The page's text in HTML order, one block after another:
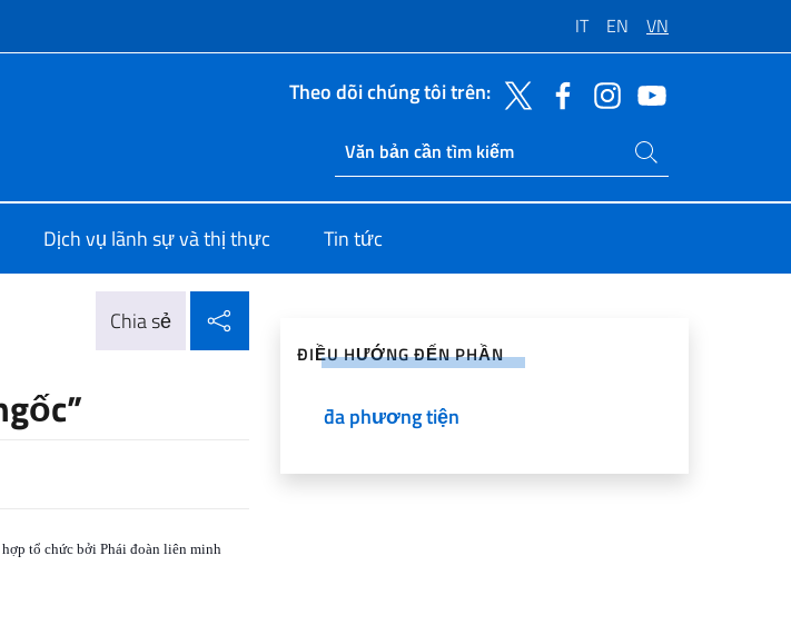
IT EN VN
Theo dõi chúng tôi trên:
Ricerca sito live
Tìm kiếm trang web
Dịch vụ lãnh sự và thị thực Tin tức
Chia sẻ
tổ chức bởi Phái đoàn liên minh
ĐIỀU HƯỚNG ĐẾN PHẦN
đa phương tiện